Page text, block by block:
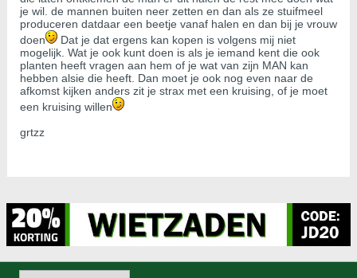
je wil. de mannen buiten neer zetten en dan als ze stuifmeel
produceren datdaar een beetje vanaf halen en dan bij je vrouw
doen
Dat je dat ergens kan kopen is volgens mij niet
mogelijk. Wat je ook kunt doen is als je iemand kent die ook
planten heeft vragen aan hem of je wat van zijn MAN kan
hebben alsie die heeft. Dan moet je ook nog even naar de
afkomst kijken anders zit je strax met een kruising, of je moet
een kruising willen
grtzz